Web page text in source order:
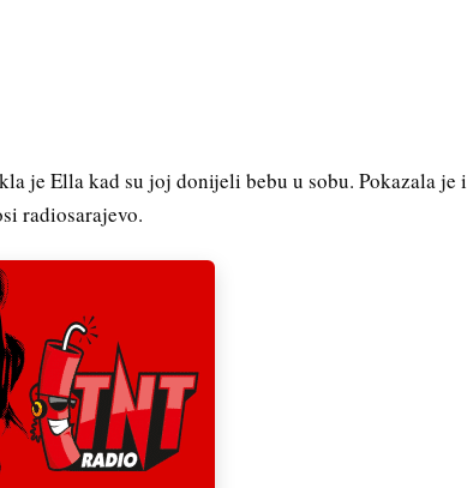
je Ella kad su joj donijeli bebu u sobu. Pokazala je i
radiosarajevo.